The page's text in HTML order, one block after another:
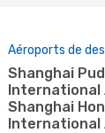
Aéroports de
Shanghai Pudong
International
Shanghai
International